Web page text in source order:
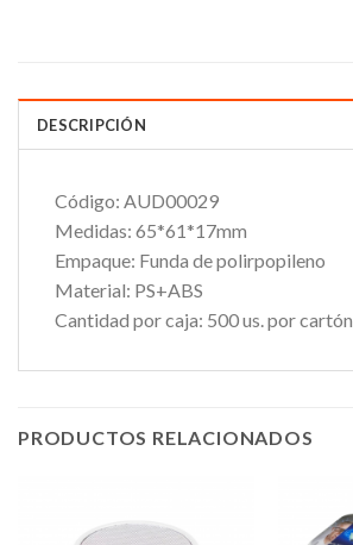
DESCRIPCIÓN
Código: AUD00029
Medidas: 65*61*17mm
Empaque: Funda de polirpopileno
Material: PS+ABS
Cantidad por caja: 500 us. por cartón
PRODUCTOS RELACIONADOS